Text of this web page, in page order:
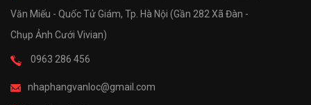
Văn Miếu - Quốc Tử Giám, Tp. Hà Nội (Gần 282 Xã Đàn -
Chụp Ảnh Cưới Vivian)
0963 286 456
nhaphangvanloc@gmail.com